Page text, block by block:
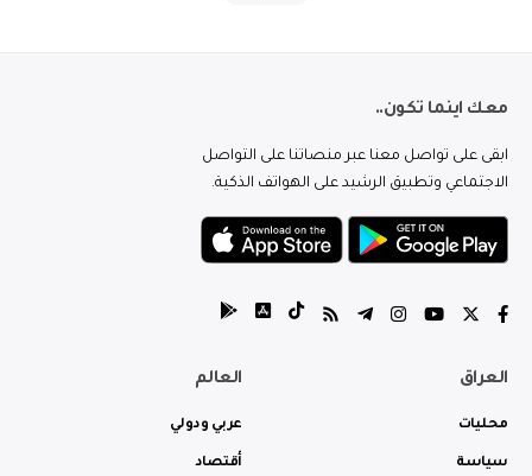
معك اينما تكون..
ابقى على تواصل معنا عبر منصاتنا على التواصل
الاجتماعي وتطبيق الرشيد على الهواتف الذكية.
العراق
محليات
سياسة
العالم
عربي ودولي
أقتصاد